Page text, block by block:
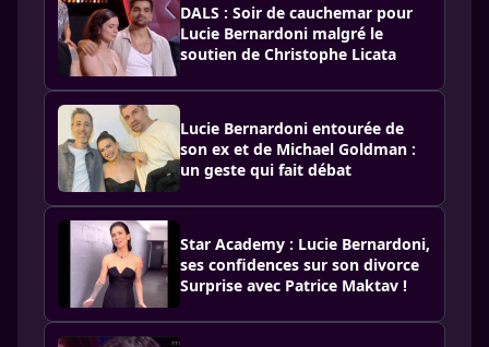
DALS : Soir de cauchemar pour
Lucie Bernardoni malgré le
soutien de Christophe Licata
Lucie Bernardoni entourée de
son ex et de Michael Goldman :
un geste qui fait débat
Star Academy : Lucie Bernardoni,
ses confidences sur son divorce
Surprise avec Patrice Maktav !